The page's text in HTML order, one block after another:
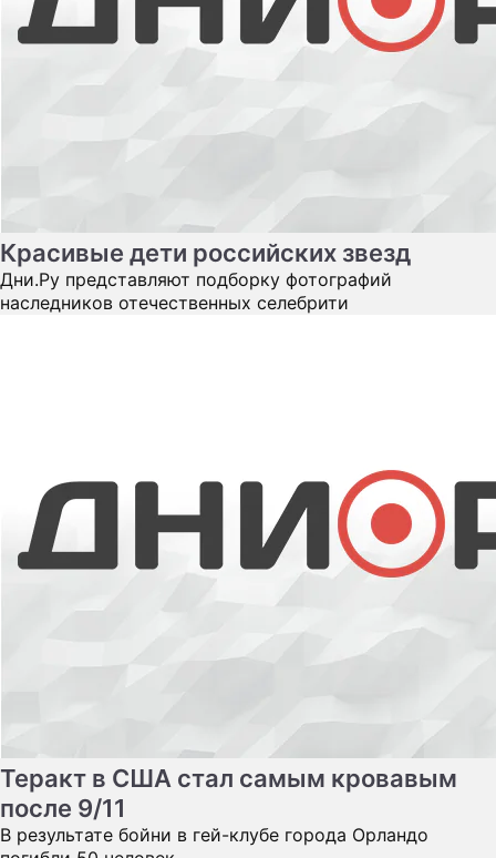
Красивые дети российских звезд
Дни.Ру представляют подборку фотографий
Теракт в США стал самым кровавым
после 9/11
В результате бойни в гей-клубе города Орландо